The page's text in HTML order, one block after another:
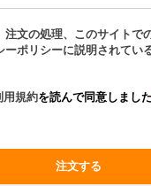
注文の処理、このサイトで
ーポリシーに説明されてい
用規約を読んで同意しました
注文する